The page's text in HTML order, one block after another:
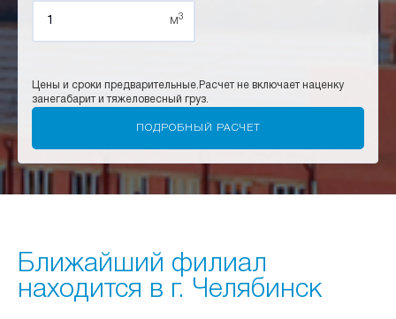
м3
Цены и сроки предварительные. Расчет не включает наценку
занегабарит и тяжеловесный груз.
Ближайший филиал
находится в г. Челябинск